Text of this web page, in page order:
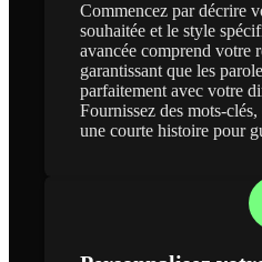
Commencez par décrire
souhaitée et le style
avancée comprend votre
garantissant que les
parfaitement avec votre
Fournissez des mots-
une courte histoire pour